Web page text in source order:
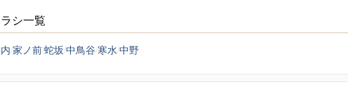
シ一覧
家ノ前蛇坂 中鳥谷 寒水 中野